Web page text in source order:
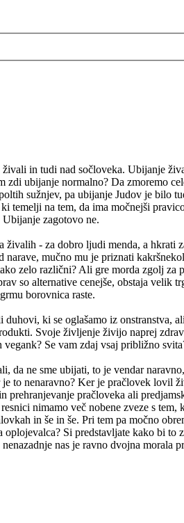
in tudi nad sočloveka. Ubijanje
ubijanje normalno? Da zmoremo
sužnjev, pa ubijanje Judov je bilo
na tem, da ima močnejši
zagotovo ne.
- za dobro ljudi menda, a hkrati
mučno mu je priznati
zelo različni? Ali gre morda zgolj za
so alternative cenejše, obstaja velik
borovnica raste.
ki se oglašamo iz onstranstva,
Svoje življenje živijo naprej
Se vam zdaj vsaj približno
ne sme ubijati, to je vendar
to nenaravno? Ker je pračlovek lovil
pračloveka ali
nimamo več nobene zveze s
in še in še. Pri tem pa močno
Si predstavljate kako bi
nas je ravno dvojna morala